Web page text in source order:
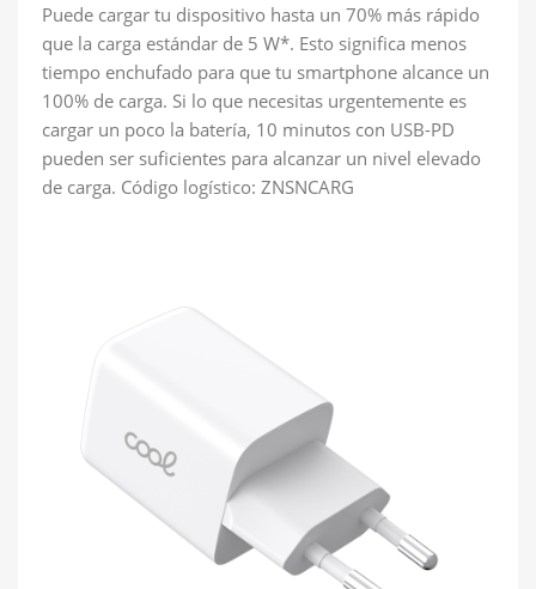
Puede cargar tu dispositivo hasta un 70% más rápido
que la carga estándar de 5 W*. Esto significa menos
tiempo enchufado para que tu smartphone alcance un
100% de carga. Si lo que necesitas urgentemente es
cargar un poco la batería, 10 minutos con USB-PD
pueden ser suficientes para alcanzar un nivel elevado
de carga. Código logístico: ZNSNCARG